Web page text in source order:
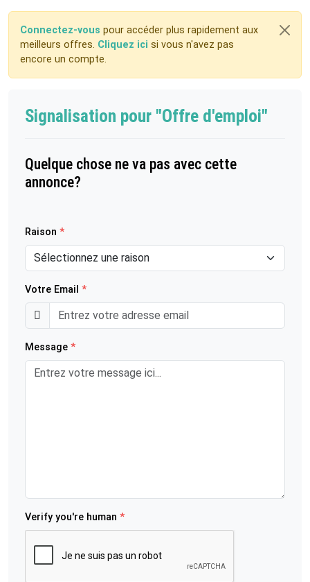
Connectez-vous pour accéder plus rapidement aux
meilleurs offres. Cliquez ici si vous n'avez pas
encore un compte.
Signalisation pour "Offre d'emploi"
Quelque chose ne va pas avec cette
annonce?
Raison *
Votre Email *
Message *
Verify you're human *